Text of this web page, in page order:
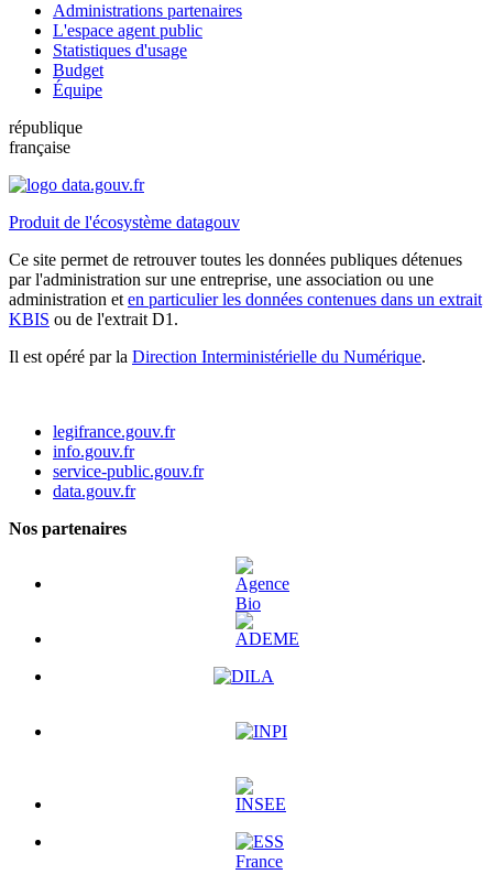
Administrations partenaires
L'espace agent public
Statistiques d'usage
Budget
Équipe
république
française
Produit de l'écosystème datagouv
Ce site permet de retrouver toutes les données publiques détenues
par l'administration sur une entreprise, une association ou une
administration et en particulier les données contenues dans un extrait
KBIS ou de l'extrait D1.
Il est opéré par la Direction Interministérielle du Numérique.
legifrance.gouv.fr
info.gouv.fr
service-public.gouv.fr
data.gouv.fr
Nos partenaires